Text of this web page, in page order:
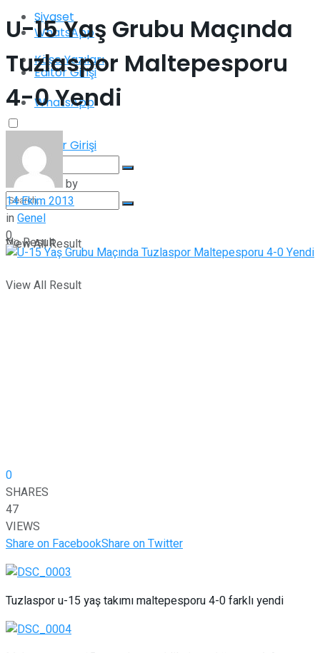
WhatsApp
Editör Girişi
No Result
View All Result
Siyaset
Köşe Yazıları
WhatsApp
Editör Girişi
No Result
View All Result
U-15 Yaş Grubu Maçında
Tuzlaspor Maltepesporu
4-0 Yendi
by
14 Ekim 2013
inGenel
0
0
SHARES
47
VIEWS
Share on FacebookShare on Twitter
Tuzlaspor u-15 yaş takımı maltepesporu 4-0 farklı yendi